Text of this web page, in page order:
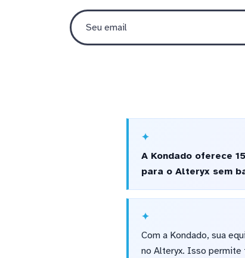
A Kondado oferece
para o Alteryx sem
Com a Kondado, sua
no Alteryx. Isso permite